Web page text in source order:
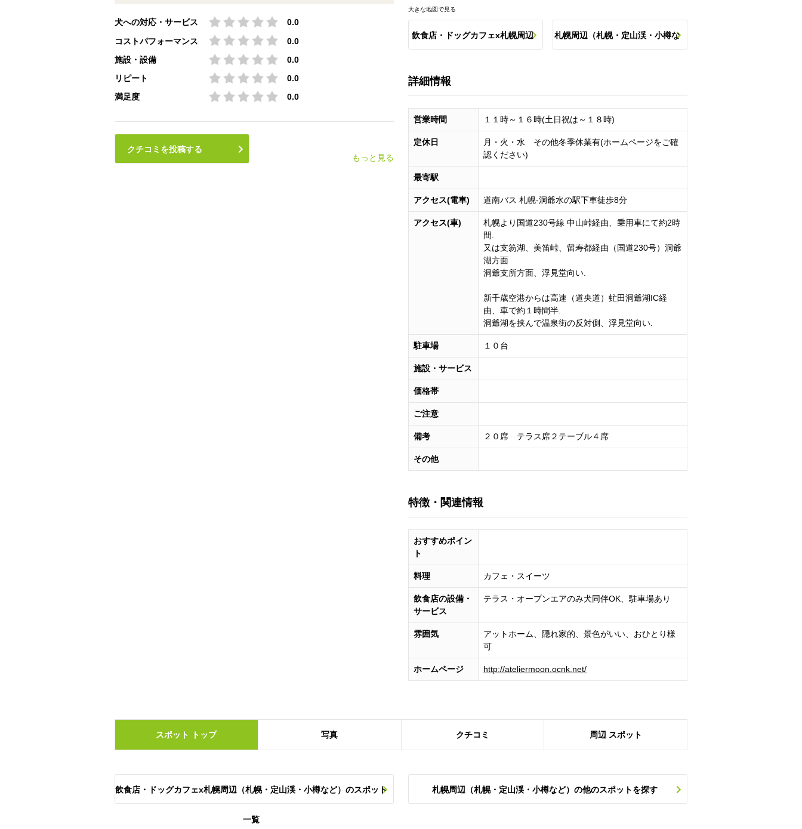
犬への対応・サービス
0.0
コストパフォーマンス
0.0
施設・設備
0.0
リピート
0.0
満足度
0.0
もっと見る
クチコミを投稿する
大きな地図で見る
飲食店・ドッグカフェx札幌周辺
ポット一覧
札幌周辺（札幌・定山渓・小樽な
詳細情報
営業時間 １１時～１６時(土日祝は～１８時)
定休日
月・火・水 その他冬季休業有(ホームページをご確
認ください)
最寄駅
アクセス(電車) 道南バス 札幌-洞爺水の駅下車徒歩8分
アクセス(車)
札幌より国道230号線 中山峠経由、乗用車にて約2時
間.
又は支笏湖、美笛峠、留寿都経由（国道230号）洞爺
湖方面
洞爺支所方面、浮見堂向い.
新千歳空港からは高速（道央道）虻田洞爺湖IC経
由、車で約１時間半.
洞爺湖を挟んで温泉街の反対側、浮見堂向い.
駐車場 １０台
施設・サービス
価格帯
ご注意
備考 ２０席 テラス席２テーブル４席
その他
特徴・関連情報
おすすめポイン
ト
料理 カフェ・スイーツ
飲食店の設備・
サービス
テラス・オープンエアのみ犬同伴OK、駐車場あり
雰囲気
アットホーム、隠れ家的、景色がいい、おひとり様
可
ホームページ http://ateliermoon.ocnk.net/
スポット トップ 写真 クチコミ 周辺 スポット
飲食店・ドッグカフェx札幌周辺（札幌・定山渓・小樽など）のスポット
一覧
札幌周辺（札幌・定山渓・小樽など）の他のスポットを探す